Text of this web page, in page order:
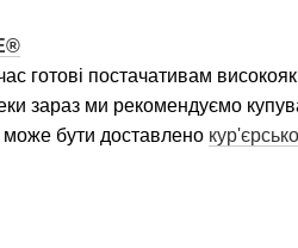
постачативам
зараз ми рекомендуємо
бути доставлено